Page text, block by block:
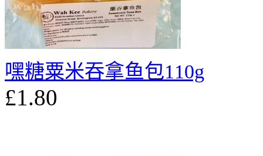
嘿糖粟米吞拿鱼包110g
£1.80